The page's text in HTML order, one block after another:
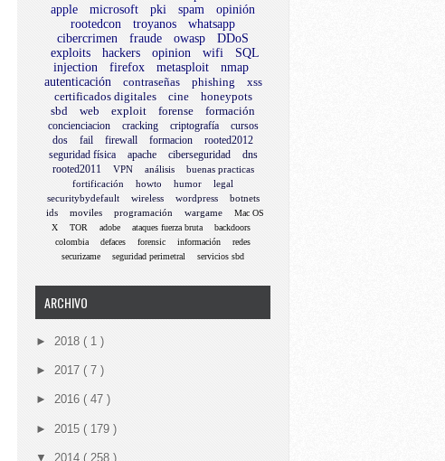
apple
microsoft pki spam
opinión
rootedcon
troyanos
whatsapp
cibercrimen
fraude owasp
DDoS
exploits
hackers opinion wifi
SQL
injection
firefox metasploit
nmap
autenticación
contraseñas phishing
xss
certificados digitales
cine
honeypots
sbd
web exploit forense formación
concienciacion cracking criptografía
cursos
dos
fail firewall formacion
rooted2012
seguridad física
apache ciberseguridad
dns
rooted2011
VPN análisis
buenas practicas
fortificación
howto humor
legal
securitybydefault
wireless wordpress
botnets
ids
moviles programación wargame
Mac OS
X
TOR adobe ataques fuerza bruta
backdoors
colombia
defaces forensic información
redes
securizame
seguridad perimetral servicios sbd
ARCHIVO
► 2018 ( 1 )
► 2017 ( 7 )
► 2016 ( 47 )
► 2015 ( 179 )
▼ 2014 ( 258 )